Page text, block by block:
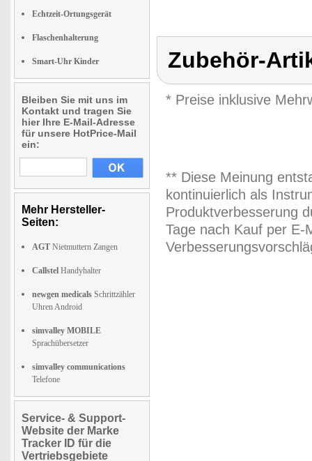
Echtzeit-Ortungsgerät
Flaschenhalterung
Smart-Uhr Kinder
Bleiben Sie mit uns im
Kontakt und tragen Sie
hier Ihre E-Mail-Adresse
für unsere HotPrice-Mail
ein:
Mehr Hersteller-
Seiten:
AGT Nietmuttern Zangen
Callstel Handyhalter
newgen medicals Schrittzähler
Uhren Android
simvalley MOBILE
Sprachübersetzer
simvalley communications
Telefone
Service- & Support-
Website der Marke
Tracker ID für die
Vertriebsgebiete
Zubehör-
* Preise inklusive
** Diese Meinung
kontinuierlich als
Produktverbesserung
Tage nach Kauf per E-